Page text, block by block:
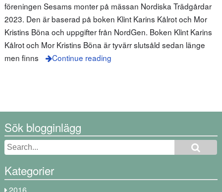
föreningen Sesams monter på mässan Nordiska Trädgårdar
2023. Den är baserad på boken Klint Karins Kålrot och Mor
Kristins Böna och uppgifter från NordGen. Boken Klint Karins
Kålrot och Mor Kristins Böna är tyvärr slutsåld sedan länge
men finns
Continue reading
Sök blogginlägg
Kategorier
2016